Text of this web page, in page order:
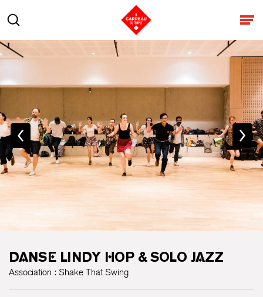
Rechercher
DANSE LINDY HOP & SOLO JAZZ
Association : Shake That Swing